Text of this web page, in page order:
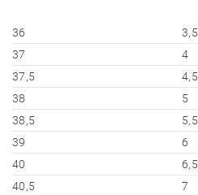
36
3,5
37
4
37,5
4,5
38
5
38,5
5,5
39
6
40
6,5
40,5
7